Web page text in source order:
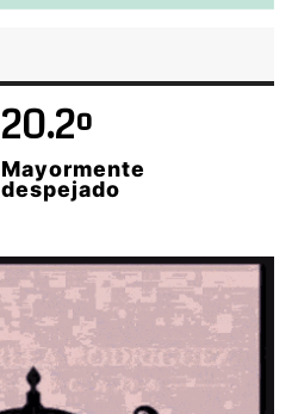
20.2º
Mayormente
despejado